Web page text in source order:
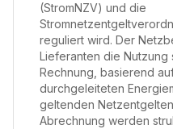
(StromNZV) und die
reguliert wird. Der
Lieferanten die Nutzung
Rechnung, basierend
durchgeleiteten
geltenden
Abrechnung werden